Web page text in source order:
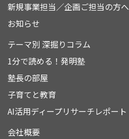
新規事業担当／企画ご担当の方へ
お知らせ
テーマ別 深掘りコラム
1分で読める！発明塾
塾長の部屋
子育てと教育
AI活用ディープリサーチレポート
会社概要